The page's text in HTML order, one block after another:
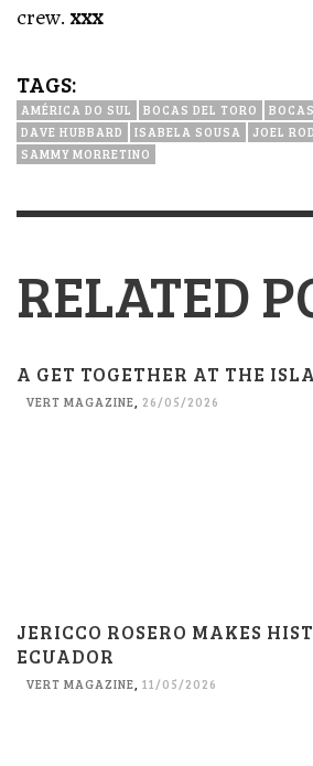
crew. xxx
TAGS:
AMÉRICA DO SUL BOCAS DEL TORO
DAVE HUBBARD
ISABELA SOUSA JOEL
SAMMY MORRETINO
RELATED
A GET TOGETHER AT THE
VERT MAGAZINE 26/05/2026
JERICCO ROSERO MAKES
ECUADOR
VERT MAGAZINE, 11/05/2026